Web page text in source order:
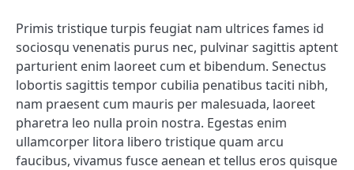
Primis tristique turpis feugiat nam ultrices fames id
sociosqu venenatis purus nec, pulvinar sagittis aptent
parturient enim laoreet cum et bibendum. Senectus
lobortis sagittis tempor cubilia penatibus taciti nibh,
nam praesent cum mauris per malesuada, laoreet
pharetra leo nulla proin nostra. Egestas enim
ullamcorper litora libero tristique quam arcu
faucibus, vivamus fusce aenean et tellus eros quisque